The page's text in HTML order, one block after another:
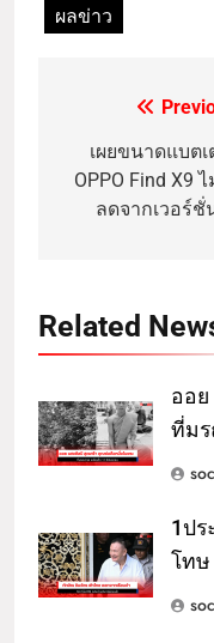
ผลข่าว
เผยขนาดแบตเ
OPPO Find X9
ลดจากเวอร์ชั่
Related
ออ
ที่ม
1ป
โทษ